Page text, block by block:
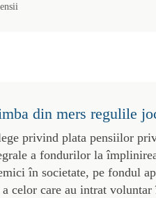
din mers regulile
privind plata pensiilor
a fondurilor la
în societate, pe fondul
celor care au intrat